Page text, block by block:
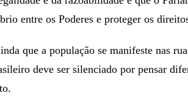
entre os Poderes e proteger os
que a população se manifeste nas
deve ser silenciado por pensar